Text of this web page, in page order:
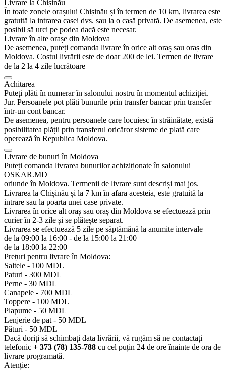
Livrare la Chișinău
În toate zonele orașului Chișinău și în termen de 10 km, livrarea este
gratuită la intrarea casei dvs. sau la o casă privată. De asemenea, este
posibil să urci pe podea dacă este necesar.
Livrare în alte orașe din Moldova
De asemenea, puteți comanda livrare în orice alt oraș sau oraș din
Moldova. Costul livrării este de doar 200 de lei. Termen de livrare
de la 2 la 4 zile lucrătoare
Achitarea
Puteți plăti în numerar în salonului nostru în momentul achiziției.
Jur. Persoanele pot plăti bunurile prin transfer bancar prin transfer
într-un cont bancar.
De asemenea, pentru persoanele care locuiesc în străinătate, există
posibilitatea plății prin transferul oricăror sisteme de plată care
operează în Republica Moldova.
Livrare de bunuri în Moldova
Puteți comanda livrarea bunurilor achiziționate în salonului
OSKAR.MD
oriunde în Moldova. Termenii de livrare sunt descriși mai jos.
Livrarea la Chișinău și la 7 km în afara acesteia, este gratuită la
intrare sau la poarta unei case private.
Livrarea în orice alt oraș sau oraș din Moldova se efectuează prin
curier în 2-3 zile și se plătește separat.
Livrarea se efectuează 5 zile pe săptămână la anumite intervale
de la 09:00 la 16:00 - de la 15:00 la 21:00
de la 18:00 la 22:00
Prețuri pentru livrare în Moldova:
Saltele - 100 MDL
Paturi - 300 MDL
Perne - 30 MDL
Canapele - 700 MDL
Toppere - 100 MDL
Plapume - 50 MDL
Lenjerie de pat - 50 MDL
Pături - 50 MDL
Dacă doriți să schimbați data livrării, vă rugăm să ne contactați
telefonic + 373 (78) 135-788 cu cel puțin 24 de ore înainte de ora de
livrare programată.
Atenție: